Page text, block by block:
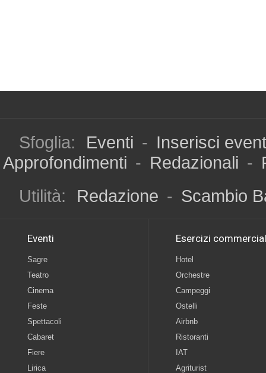
Sfoglia: Eventi - Inserisci
Approfondimenti - Redazionali -
Utilità:
Redazione - Scambio
Eventi
Sagre
Teatro
Cinema
Feste
Spettacoli
Cabaret
Fiere
Lirica
Esercizi
Hotel
Orchestre
Campeggi
Ostelli
Airbnb
Ristoranti
IAT
Agriturist